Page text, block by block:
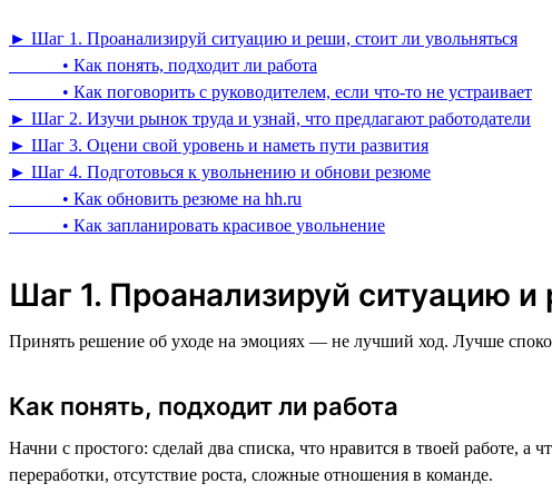
► Шаг 1. Проанализируй ситуацию и реши, стоит ли увольняться
• Как понять, подходит ли работа
• Как поговорить с руководителем, если что-то не устраивает
► Шаг 2. Изучи рынок труда и узнай, что предлагают работодатели
► Шаг 3. Оцени свой уровень и наметь пути развития
► Шаг 4. Подготовься к увольнению и обнови резюме
• Как обновить резюме на hh.ru
• Как запланировать красивое увольнение
Шаг 1. Проанализируй ситуацию и
Принять решение об уходе на эмоциях — не лучший ход. Лучше
Как понять, подходит ли работа
Начни с простого: сделай два списка, что нравится в твоей работе,
переработки, отсутствие роста, сложные отношения в команде.